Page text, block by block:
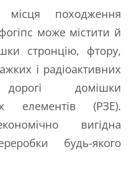
походження
може містити й
стронцію, фтору,
і радіоактивних
дорогі домішки
елементів (РЗЕ).
вигідна
будь-якого